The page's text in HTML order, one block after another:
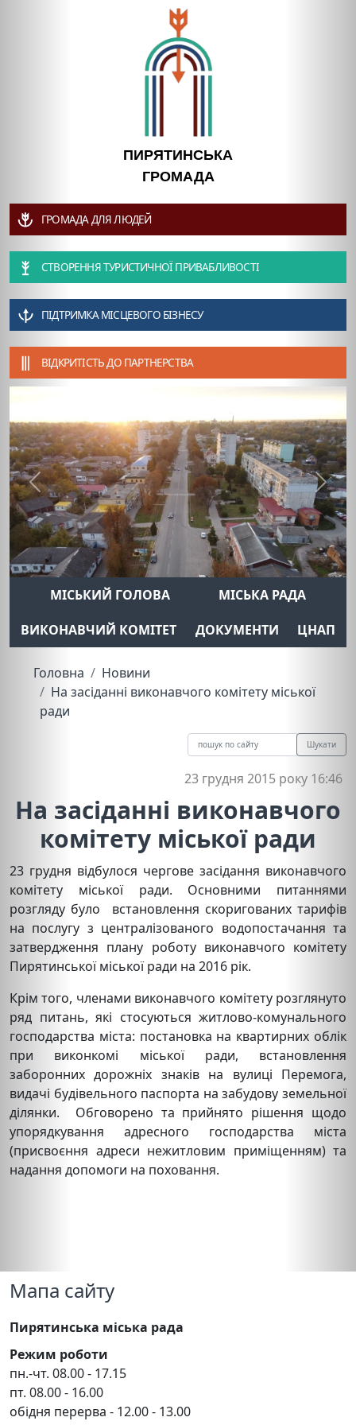
ПИРЯТИНСЬКА
ГРОМАДА
ГРОМАДА ДЛЯ ЛЮДЕЙ
СТВОРЕННЯ ТУРИСТИЧНОЇ ПРИВАБЛИВОСТІ
ПІДТРИМКА МІСЦЕВОГО БІЗНЕСУ
ВІДКРИТІСТЬ ДО ПАРТНЕРСТВА
Previous Next
МІСЬКИЙ ГОЛОВА
МІСЬКА РАДА
ВИКОНАВЧИЙ КОМІТЕТ
ДОКУМЕНТИ ЦНАП
Головна
Новини
На засіданні виконавчого комітету міської
ради
Шукати
23 грудня 2015 року 16:46
На засіданні виконавчого
комітету міської ради
23 грудня відбулося чергове засідання виконавчого
комітету міської ради. Основними питаннями
розгляду було встановлення скоригованих тарифів
на послугу з централізованого водопостачання та
затвердження плану роботу виконавчого комітету
Пирятинської міської ради на 2016 рік.
Крім того, членами виконавчого комітету розглянуто
ряд питань, які стосуються житлово-комунального
господарства міста: постановка на квартирних облік
при виконкомі міської ради, встановлення
заборонних дорожніх знаків на вулиці Перемога,
видачі будівельного паспорта на забудову земельної
ділянки. Обговорено та прийнято рішення щодо
упорядкування адресного господарства міста
(присвоєння адреси нежитловим приміщенням) та
надання допомоги на поховання.
Мапа сайту
Пирятинська міська рада
Режим роботи
пн.-чт. 08.00 - 17.15
пт. 08.00 - 16.00
обідня перерва - 12.00 - 13.00